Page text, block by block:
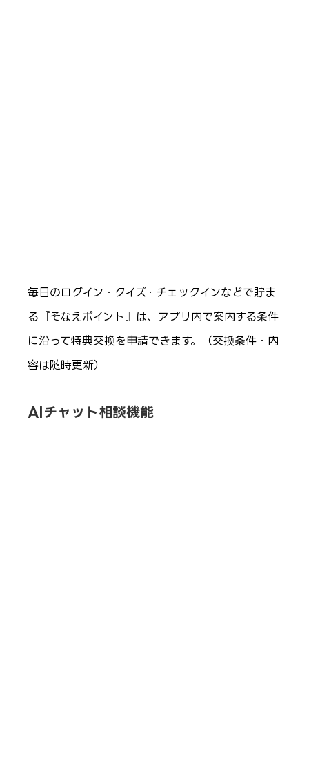
毎日のログイン・クイズ・チェックインなどで貯ま
る『そなえポイント』は、アプリ内で案内する条件
に沿って特典交換を申請できます。（交換条件・内
容は随時更新）
AIチャット相談機能